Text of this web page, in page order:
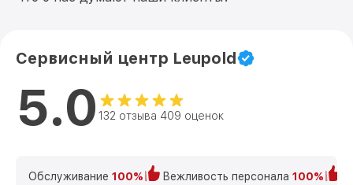
Сервисный центр Leupold
5.0 132 отзыва 409 оценок
Обслуживание 100% Вежливость персонала 100%